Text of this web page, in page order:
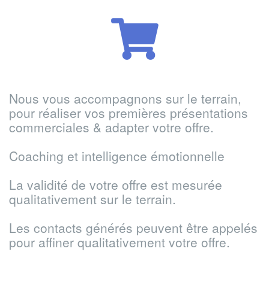
Nous vous accompagnons sur le terrain,
pour réaliser vos premières présentations
commerciales & adapter votre offre.
Coaching et intelligence émotionnelle
La validité de votre offre est mesurée
qualitativement sur le terrain.
Les contacts générés peuvent être appelés
pour affiner qualitativement votre offre.